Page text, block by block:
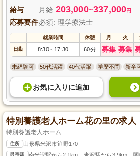
給与 月給 203,000~337,000円
応募要件必須: 理学療法士
就業時間 休憩 月 火
日勤 8:30～ 17:30 60分 募集 募集
未経験可 50代活躍 40代活躍 学歴不問 新卒
お気に入り に追加
特別養護老人ホーム花の里の求人
特別養護老人ホーム
住所 山形県米沢市笹野170
最寄駅